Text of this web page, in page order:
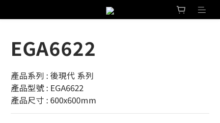
EGA6622
產品系列 : 後現代 系列
產品型號 : EGA6622
產品尺寸 : 600x600mm